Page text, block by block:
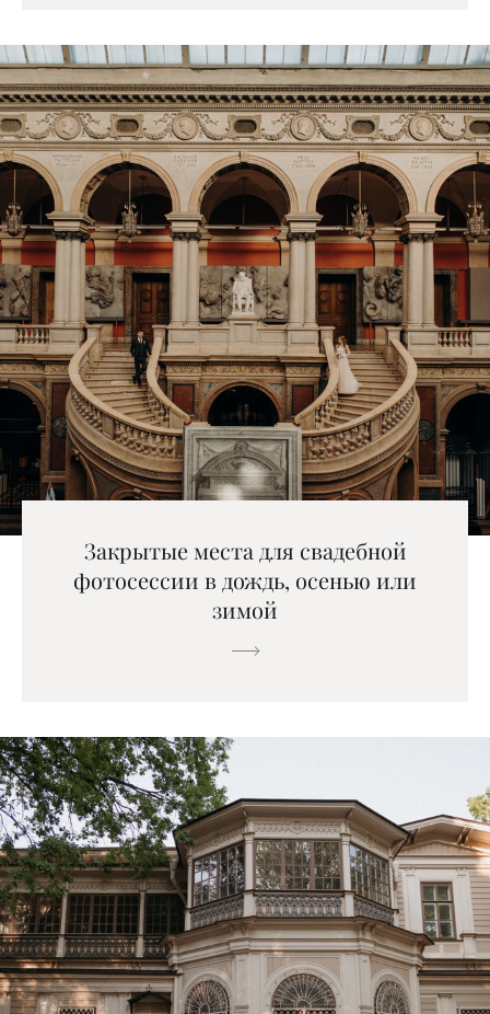
Закрытые места для свадебной
фотосессии в дождь, осенью или
зимой